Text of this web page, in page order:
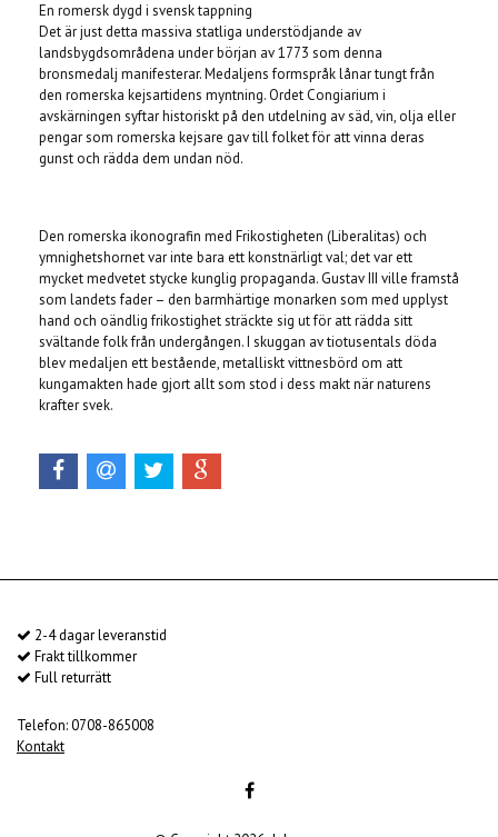
En romersk dygd i svensk tappning
Det är just detta massiva statliga understödjande av
landsbygdsområdena under början av 1773 som denna
bronsmedalj manifesterar. Medaljens formspråk lånar tungt från
den romerska kejsartidens myntning. Ordet Congiarium i
avskärningen syftar historiskt på den utdelning av säd, vin, olja eller
pengar som romerska kejsare gav till folket för att vinna deras
gunst och rädda dem undan nöd.
Den romerska ikonografin med Frikostigheten (Liberalitas) och
ymnighetshornet var inte bara ett konstnärligt val; det var ett
mycket medvetet stycke kunglig propaganda. Gustav III ville framstå
som landets fader – den barmhärtige monarken som med upplyst
hand och oändlig frikostighet sträckte sig ut för att rädda sitt
svältande folk från undergången. I skuggan av tiotusentals döda
blev medaljen ett bestående, metalliskt vittnesbörd om att
kungamakten hade gjort allt som stod i dess makt när naturens
krafter svek.
2-4 dagar leveranstid
Frakt tillkommer
Full returrätt
Telefon: 0708-865008
Kontakt